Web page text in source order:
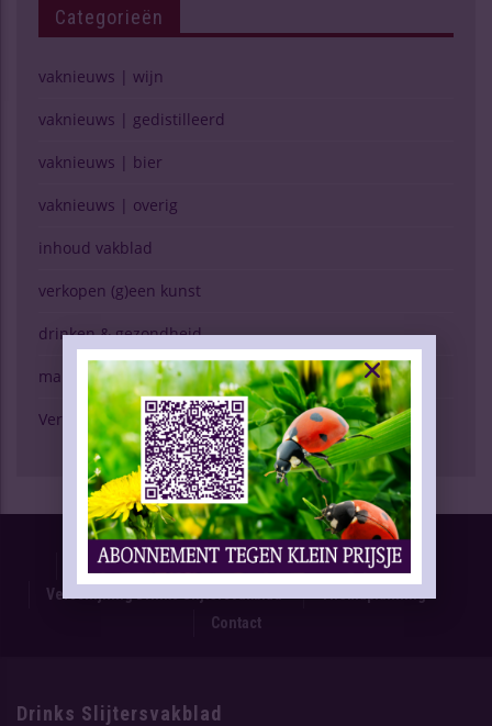
Categorieën
vaknieuws | wijn
vaknieuws | gedistilleerd
vaknieuws | bier
vaknieuws | overig
inhoud vakblad
verkopen (g)een kunst
drinken & gezondheid
marktspiegel
Verschijning Drinks Slijtersvakblad
Proefnummer
Oplage & Verspreiding
Advertentietarieven
Technische Gegevens
Verschijning Drinks Slijtersvakblad
Contact
Drinks Slijtersvakblad